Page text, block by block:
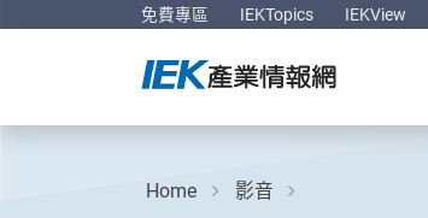
免費專區 IEKTopics IEKView
Home 影音